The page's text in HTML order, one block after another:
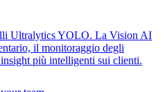
Ultralytics YOLO. La Vision AI
il monitoraggio degli
più intelligenti sui clienti.